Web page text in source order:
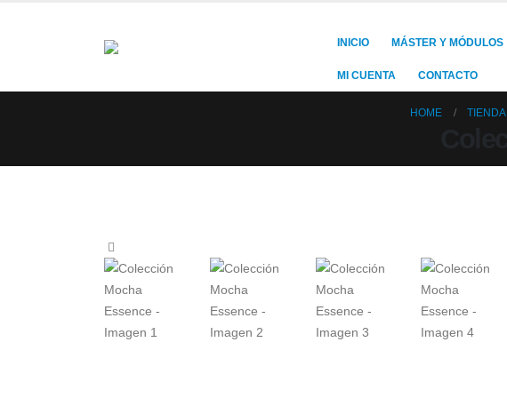
INICIO MÁSTER Y MÓDULOS
MI CUENTA CONTACTO
HOME TIENDA